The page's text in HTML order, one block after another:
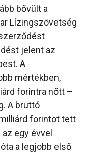
bővült a
Lízingszövetség
jelent az
A
mértékben,
forintra nőtt –
A bruttó
forintot tett
egy évvel
a legjobb első